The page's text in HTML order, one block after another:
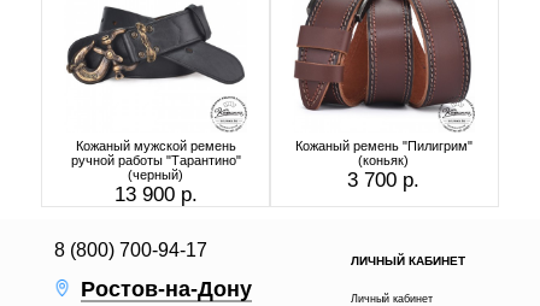
Кожаный мужской ремень
ручной работы "Тарантино"
(черный)
13 900 р.
Кожаный ремень "Пилигрим"
(коньяк)
3 700 р.
8 (800) 700-94-17
Ростов-на-Дону
ЛИЧНЫЙ КАБИНЕТ
Личный кабинет